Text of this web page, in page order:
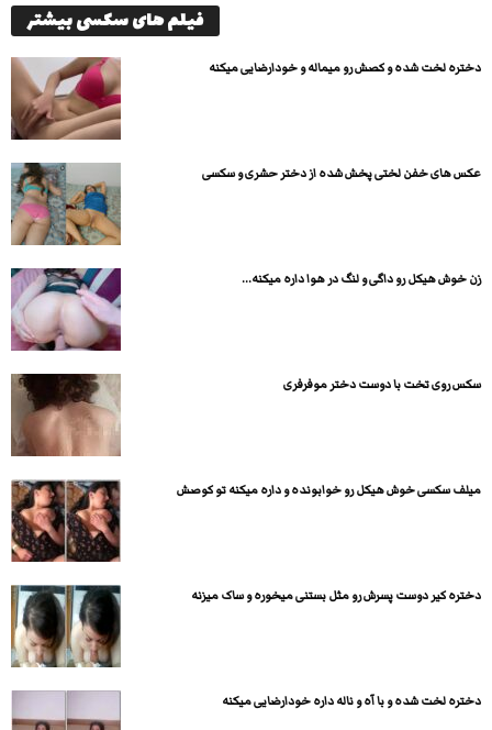
فیلم های سکسی بیشتر
دختره لخت شده و کصش رو میماله و خودارضایی میکنه
عکس های خفن لختی پخش شده از دختر حشری و سکسی
زن خوش هیکل رو داگی و لنگ در هوا داره میکنه...
سکس روی تخت با دوست دختر موفرفری
میلف سکسی خوش هیکل رو خوابونده و داره میکنه تو کوصش
دختره کیر دوست پسرش رو مثل بستنی میخوره و ساک میزنه
دختره لخت شده و با آه و ناله داره خودارضایی میکنه